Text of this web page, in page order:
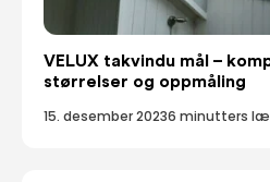
VELUX takvindu mål –
størrelser og oppmåling
15. desember 20236 minutters